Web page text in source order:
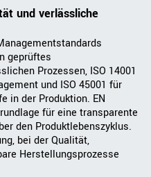
und verlässliche
geprüftes
Prozessen, ISO 14001
und ISO 45001 für
in der Produktion. EN
für eine transparente
den Produktlebenszyklus.
bei der Qualität,
Herstellungsprozesse